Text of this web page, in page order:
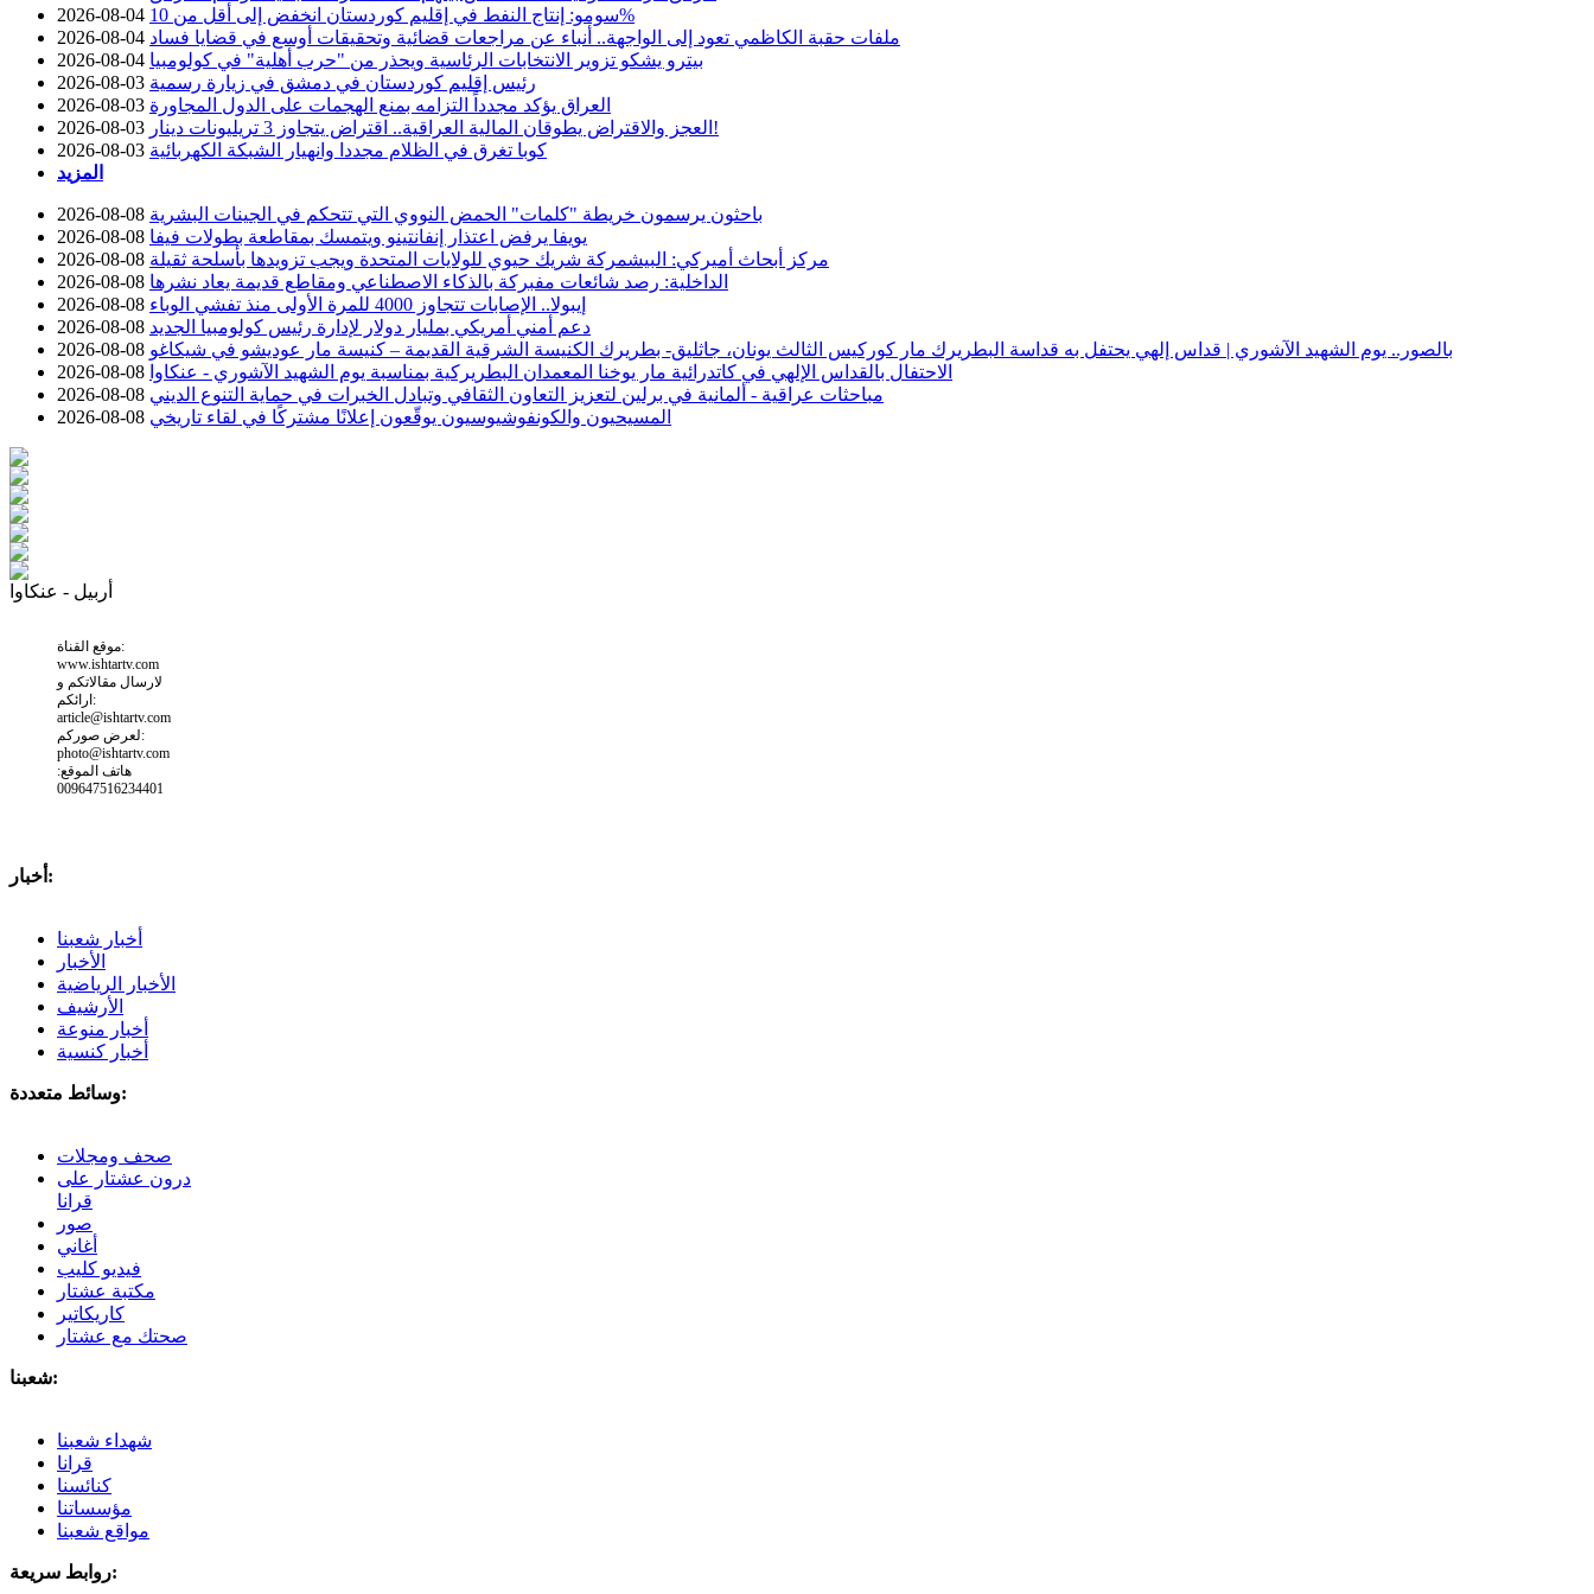
2026-08-04
سومو: إنتاج النفط في إقليم كوردستان انخفض إلى أقل من 10%
2026-08-04 ملفات حقبة الكاظمي تعود إلى الواجهة.. أنباء عن مراجعات قضائية وتحقيقات أوسع في قضايا فساد
2026-08-04 بيترو يشكو تزوير الانتخابات الرئاسية ويحذر من "حرب أهلية" في كولومبيا
2026-08-03 رئيس إقليم كوردستان في دمشق في زيارة رسمية
2026-08-03 العراق يؤكد مجدداً التزامه بمنع الهجمات على الدول المجاورة
2026-08-03
العجز والاقتراض يطوقان المالية العراقية.. اقتراض يتجاوز 3 تريليونات دينار!
2026-08-03 كوبا تغرق في الظلام مجددا وانهيار الشبكة الكهربائية
المزيد
2026-08-08 باحثون يرسمون خريطة "كلمات" الحمض النووي التي تتحكم في الجينات البشرية
2026-08-08 يويفا يرفض اعتذار إنفانتينو ويتمسك بمقاطعة بطولات فيفا
2026-08-08 مركز أبحاث أميركي: البيشمركة شريك حيوي للولايات المتحدة ويجب تزويدها بأسلحة ثقيلة
2026-08-08 الداخلية: رصد شائعات مفبركة بالذكاء الاصطناعي ومقاطع قديمة يعاد نشرها
2026-08-08
إيبولا.. الإصابات تتجاوز 4000 للمرة الأولى منذ تفشي الوباء
2026-08-08 دعم أمني أمريكي بمليار دولار لإدارة رئيس كولومبيا الجديد
2026-08-08 بالصور.. يوم الشهيد الآشوري | قداس إلهي يحتفل به قداسة البطريرك مار كوركيس الثالث يونان، جاثليق- بطريرك الكنيسة الشرقية القديمة – كنيسة مار عوديشو في شيكاغو
2026-08-08 الاحتفال بالقداس الإلهي في كاتدرائية مار يوخنا المعمدان البطريركية بمناسبة يوم الشهيد الآشوري - عنكاوا
2026-08-08 مباحثات عراقية - ألمانية في برلين لتعزيز التعاون الثقافي وتبادل الخبرات في حماية التنوع الديني
2026-08-08 المسيحيون والكونفوشيوسيون يوقّعون إعلانًا مشتركًا في لقاء تاريخي
أربيل - عنكاوا
موقع القناة:
www.ishtartv.com
لارسال مقالاتكم و
ارائكم:
article@ishtartv.com
لعرض صوركم:
photo@ishtartv.com
هاتف الموقع:
009647516234401
أخبار:
أخبار شعبنا
الأخبار
الأخبار الرياضية
الأرشيف
أخبار منوعة
أخبار كنسية
وسائط متعددة:
صحف ومجلات
درون عشتار على
قرانا
صور
أغاني
فيديو كليب
مكتبة عشتار
كاريكاتير
صحتك مع عشتار
شعبنا:
شهداء شعبنا
قرانا
كنائسنا
مؤسساتنا
مواقع شعبنا
روابط سريعة: